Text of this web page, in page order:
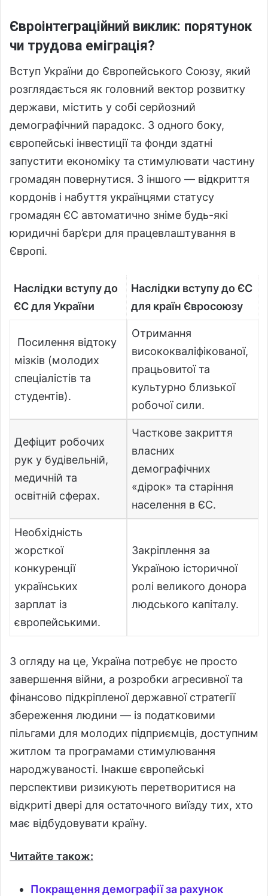
Євроінтеграційний виклик: порятунок
чи трудова еміграція?
Вступ України до Європейського Союзу, який
розглядається як головний вектор розвитку
держави, містить у собі серйозний
демографічний парадокс. З одного боку,
європейські інвестиції та фонди здатні
запустити економіку та стимулювати частину
громадян повернутися. З іншого — відкриття
кордонів і набуття українцями статусу
громадян ЄС автоматично зніме будь-які
юридичні бар’єри для працевлаштування в
Європі.
Наслідки вступу до
ЄС для України
Наслідки вступу до ЄС
для країн Євросоюзу
Посилення відтоку
мізків (молодих
спеціалістів та
студентів).
Отримання
висококваліфікованої,
працьовитої та
культурно близької
робочої сили.
Дефіцит робочих
рук у будівельній,
медичній та
освітній сферах.
Часткове закриття
власних
демографічних
«дірок» та старіння
населення в ЄС.
Необхідність
жорсткої
конкуренції
українських
зарплат із
європейськими.
Закріплення за
Україною історичної
ролі великого донора
людського капіталу.
З огляду на це, Україна потребує не просто
завершення війни, а розробки агресивної та
фінансово підкріпленої державної стратегії
збереження людини — із податковими
пільгами для молодих підприємців, доступним
житлом та програмами стимулювання
народжуваності. Інакше європейські
перспективи ризикують перетворитися на
відкриті двері для остаточного виїзду тих, хто
має відбудовувати країну.
Читайте також:
Покращення демографії за рахунок